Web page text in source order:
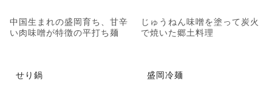
中国生まれの盛岡育ち、甘辛
い肉味噌が特徴の平打ち麺
じゅうねん味噌を塗って炭火
で焼いた郷土料理
せり鍋 盛岡冷麺